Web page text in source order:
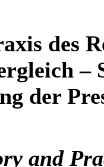
des
–
der
and